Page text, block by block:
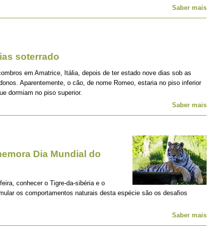
Saber mais
soterrado
em Amatrice, Itália, depois de ter estado nove dias sob as
Aparentemente, o cão, de nome Romeo, estaria no piso inferior
dormiam no piso superior.
Saber mais
Dia Mundial do
conhecer o Tigre-da-sibéria e o
os comportamentos naturais desta espécie são os desafios
Saber mais